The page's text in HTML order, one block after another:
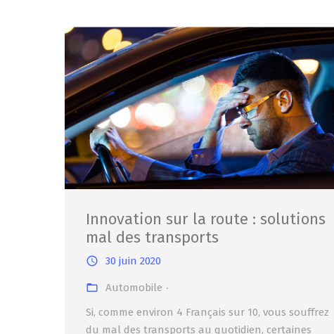
Innovation sur la route : solutions
mal des transports
30 juin 2020
Automobile
Si, comme environ 4 Français sur 10, vous souffrez
du mal des transports au quotidien, certaines